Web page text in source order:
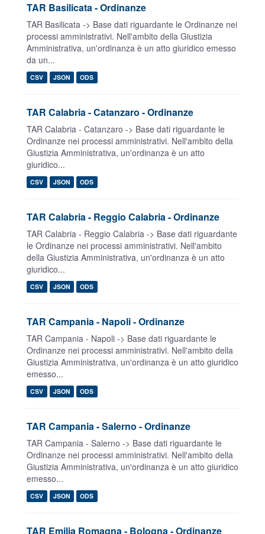
TAR Basilicata - Ordinanze
TAR Basilicata -> Base dati riguardante le Ordinanze nei
processi amministrativi. Nell'ambito della Giustizia
Amministrativa, un'ordinanza è un atto giuridico emesso
da un...
CSV JSON ODS
TAR Calabria - Catanzaro - Ordinanze
TAR Calabria - Catanzaro -> Base dati riguardante le
Ordinanze nei processi amministrativi. Nell'ambito della
Giustizia Amministrativa, un'ordinanza è un atto
giuridico...
CSV JSON ODS
TAR Calabria - Reggio Calabria - Ordinanze
TAR Calabria - Reggio Calabria -> Base dati riguardante
le Ordinanze nei processi amministrativi. Nell'ambito
della Giustizia Amministrativa, un'ordinanza è un atto
giuridico...
CSV JSON ODS
TAR Campania - Napoli - Ordinanze
TAR Campania - Napoli -> Base dati riguardante le
Ordinanze nei processi amministrativi. Nell'ambito della
Giustizia Amministrativa, un'ordinanza è un atto giuridico
emesso...
CSV JSON ODS
TAR Campania - Salerno - Ordinanze
TAR Campania - Salerno -> Base dati riguardante le
Ordinanze nei processi amministrativi. Nell'ambito della
Giustizia Amministrativa, un'ordinanza è un atto giuridico
emesso...
CSV JSON ODS
TAR Emilia Romagna - Bologna - Ordinanze